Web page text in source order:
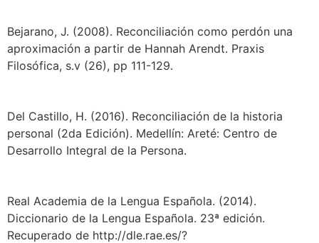
Bejarano, J. (2008). Reconciliación como perdón una
aproximación a partir de Hannah Arendt. Praxis
Filosófica, s.v (26), pp 111-129.
Del Castillo, H. (2016). Reconciliación de la historia
personal (2da Edición). Medellín: Areté: Centro de
Desarrollo Integral de la Persona.
Real Academia de la Lengua Española. (2014).
Diccionario de la Lengua Española. 23ª edición.
Recuperado de http://dle.rae.es/?